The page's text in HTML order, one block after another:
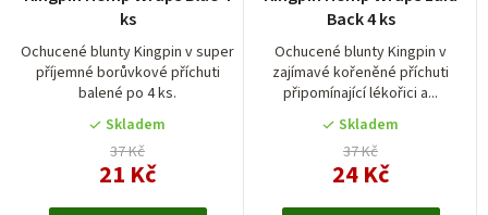
d
ks
Ochucené blunty Kingpin v super
příjemné borůvkové příchuti
balené po 4 ks.
Skladem
37 Kč
21 Kč
Back 4 ks
Ochucené blunty Kingpin v
zajímavé kořeněné příchuti
připomínající lékořici a...
Skladem
37 Kč
24 Kč